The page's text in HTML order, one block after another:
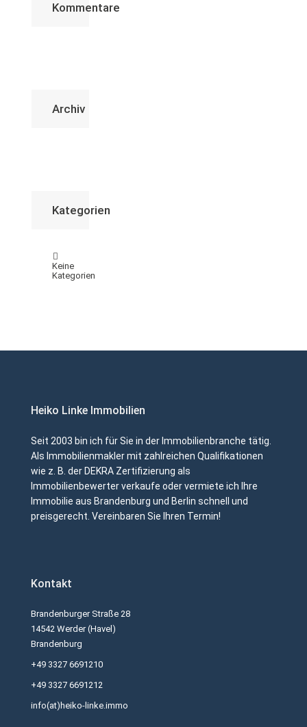
Kommentare
Archiv
Kategorien
Keine
Kategorien
Heiko Linke Immobilien
Seit 2003 bin ich für Sie in der Immobilienbranche tätig.
Als Immobilienmakler mit zahlreichen Qualifikationen
wie z. B. der DEKRA Zertifizierung als
Immobilienbewerter verkaufe oder vermiete ich Ihre
Immobilie aus Brandenburg und Berlin schnell und
preisgerecht. Vereinbaren Sie Ihren Termin!
Kontakt
Brandenburger Straße 28
14542 Werder (Havel)
Brandenburg
+49 3327 6691210
+49 3327 6691212
info(at)heiko-linke.immo